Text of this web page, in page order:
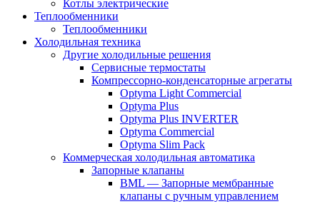
Котлы электрические
Теплообменники
Теплообменники
Холодильная техника
Другие холодильные решения
Сервисные термостаты
Компрессорно-конденсаторные агрегаты
Optyma Light Commercial
Optyma Plus
Optyma Plus INVERTER
Optyma Commercial
Optyma Slim Pack
Коммерческая холодильная автоматика
Запорные клапаны
BML — Запорные мембранные
клапаны с ручным управлением